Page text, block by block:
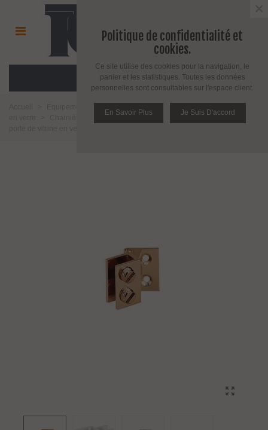
MENU
Politique de confidentialité et
cookies.
Ce site utilise des cookies pour la navigation, le
panier et les statistiques. Toutes les données
personnelles sont consultables sur l'espace client.
En Savoir Plus Je Suis D'accord